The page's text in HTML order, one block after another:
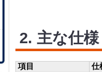
2. 主な仕様
項目
仕